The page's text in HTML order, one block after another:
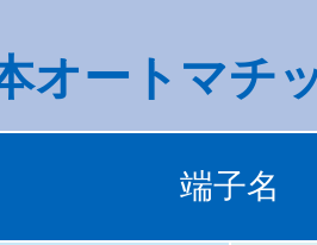
オートマチ
端子名